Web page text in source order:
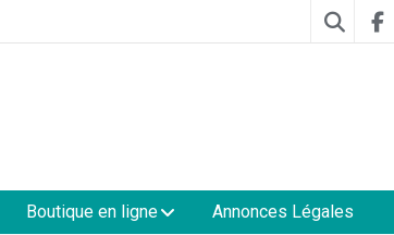
Boutique en ligne Annonces Légales